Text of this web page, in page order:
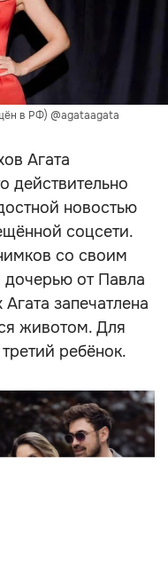
в РФ) @agataagata
Агата
действительно
новостью
соцсети.
со своим
от Павла
запечатлена
животом. Для
ребёнок.